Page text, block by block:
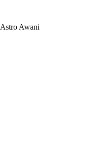
Astro Awani